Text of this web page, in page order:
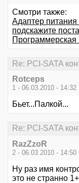
Смотри также:
Адаптер
подскажите
Программерская
Re: PCI-SATA
Rotceps
1 - 06.03.2010 - 14:32
Бьет...Палкой...
Re: PCI-SATA
RazZzoR
2 - 06.03.2010 - 14:50
Ну раз имя
это не странно